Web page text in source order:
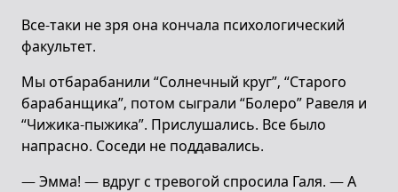
Все-таки не зря она кончала психологический
факультет.
Мы отбарабанили “Солнечный круг”, “Старого
барабанщика”, потом сыграли “Болеро” Равеля и
“Чижика-пыжика”. Прислушались. Все было
напрасно. Соседи не поддавались.
— Эмма! — вдруг с тревогой спросила Галя. — А